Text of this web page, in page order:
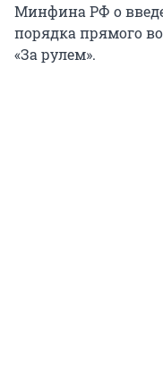
Минфина РФ о
порядка прямого
«За рулем».